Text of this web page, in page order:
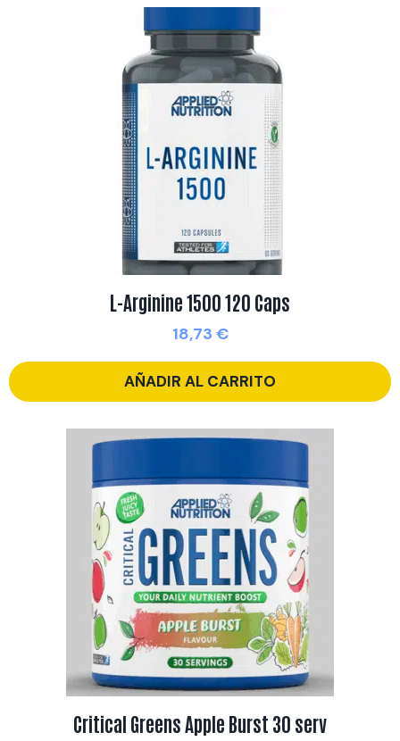
L-Arginine 1500 120 Caps
18,73 €
AÑADIR AL CARRITO
Critical Greens Apple Burst 30 serv